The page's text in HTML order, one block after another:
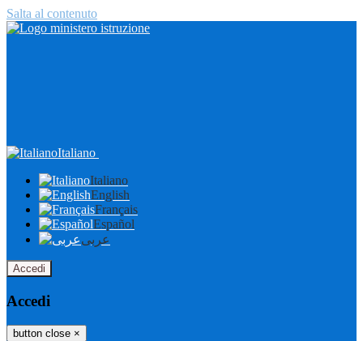
Salta al contenuto
Italiano
Italiano
English
Français
Español
عربى
Accedi
Accedi
button close ×